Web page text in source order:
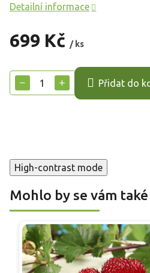
699 Kč / ks
cena:
+
− Přidat do
Detailní informace
High-contrast mode
Mohlo by se vám